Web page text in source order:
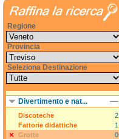
Regione
Provincia
Seleziona Destinazione
Divertimento e nat...
Discoteche
2
Fattorie didattiche
1
Grotte
0